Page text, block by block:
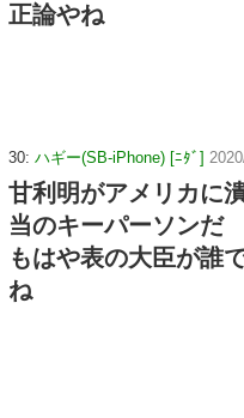
正論やね
30: ハギー(SB-iPhone) [ﾆﾀﾞ]
甘利明がアメリカに
当のキーパーソンだ
もはや表の大臣が誰
ね